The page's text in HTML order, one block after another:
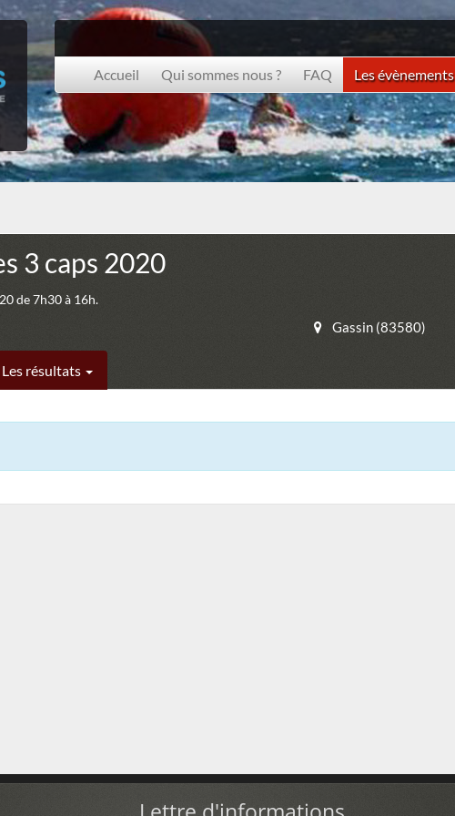
Accueil Qui sommes nous ? FAQ Les évènements
3 caps 2020
de 7h30 à 16h.
Gassin (83580)
Les résultats